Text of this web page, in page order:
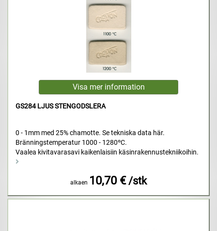
GS284 LJUS STENGODSLERA
0 - 1mm med 25% chamotte. Se tekniska data här.
Bränningstemperatur 1000 - 1280ºC.
Vaalea kivitavarasavi kaikenlaisiin käsinrakennustekniikoihin.
alkaen 10,70 € /stk